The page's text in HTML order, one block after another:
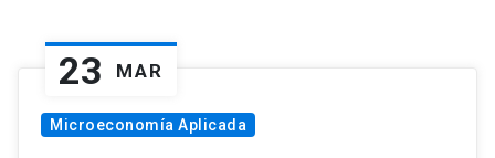
23 MAR
Microeconomía Aplicada